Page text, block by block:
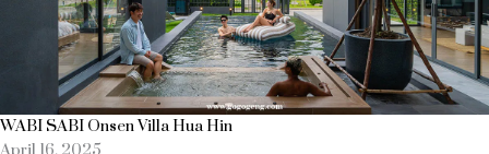
WABI SABI Onsen Villa Hua Hin